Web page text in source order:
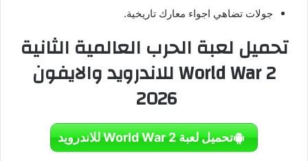
جولات تضاهي اجواء معارك تاريخية.
تحميل لعبة الحرب العالمية الثانية
World War 2 للاندرويد والايفون
2026
تحميل لعبة World War 2 للاندرويد